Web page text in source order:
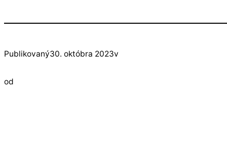
Publikovaný30. októbra 2023v
od